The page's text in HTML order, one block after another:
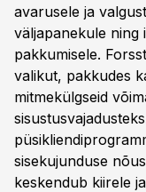
avarusele ja
väljapanekule ning
pakkumisele.
valikut, pakkudes
mitmekülgseid
sisekujunduse
keskendub kiirele